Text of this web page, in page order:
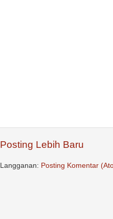
Posting Lebih Baru
Langganan: Posting Komentar